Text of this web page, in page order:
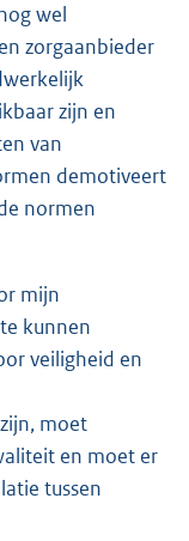
wel
zorgaanbieder
zijn en
van
demotiveert
normen
mijn
kunnen
veiligheid en
moet
en moet er
tussen